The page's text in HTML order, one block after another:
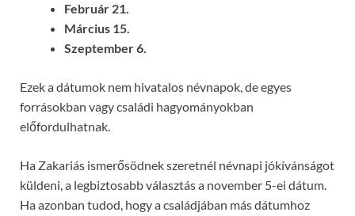
Február 21.
Március 15.
Szeptember 6.
Ezek a dátumok nem hivatalos névnapok, de egyes
forrásokban vagy családi hagyományokban
előfordulhatnak.
Ha Zakariás ismerősödnek szeretnél névnapi jókívánságot
küldeni, a legbiztosabb választás a november 5-ei dátum.
Ha azonban tudod, hogy a családjában más dátumhoz